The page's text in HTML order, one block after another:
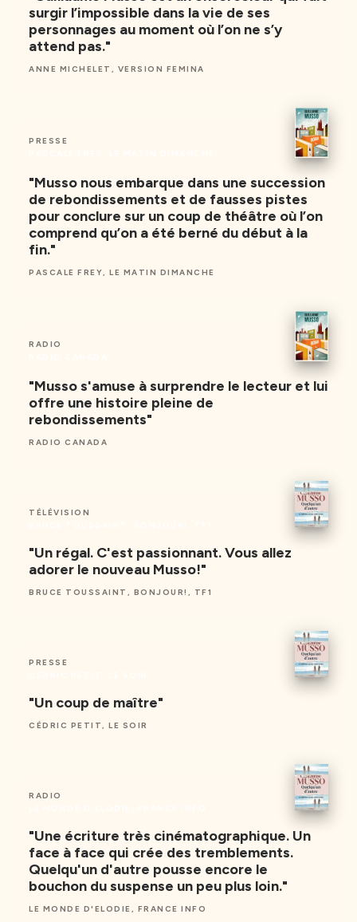
surgir l’impossible dans la vie de ses
personnages au moment où l’on ne s’y
attend pas."
ANNE MICHELET, VERSION FEMINA
PRESSE
"Musso nous embarque dans une succession
de rebondissements et de fausses pistes
pour conclure sur un coup de théâtre où l’on
comprend qu’on a été berné du début à la
fin."
PASCALE FREY, LE MATIN DIMANCHE
RADIO
"Musso s'amuse à surprendre le lecteur et lui
offre une histoire pleine de
rebondissements"
RADIO CANADA
TÉLÉVISION
"Un régal. C'est passionnant. Vous allez
adorer le nouveau Musso!"
BRUCE TOUSSAINT, BONJOUR!, TF1
PRESSE
"Un coup de maître"
CÉDRIC PETIT, LE SOIR
RADIO
"Une écriture très cinématographique. Un
face à face qui crée des tremblements.
Quelqu'un d'autre pousse encore le
bouchon du suspense un peu plus loin."
LE MONDE D'ELODIE, FRANCE INFO